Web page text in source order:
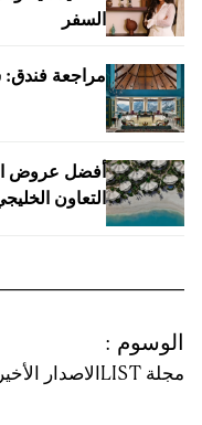
السفر
مراجعة فندق:
أفضل عروض
التعاون
الوسوم :
مجلة LIST الاصدار الأخير